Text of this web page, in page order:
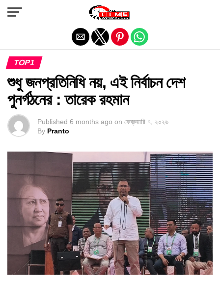
TOP1
শুধু জনপ্রতিনিধি নয়, এই নির্বাচন দেশ
পুনর্গঠনের : তারেক রহমান
Published 6 months ago on ফেব্রুয়ারি ৭, ২০২৬
By Pranto
Exit mobile version